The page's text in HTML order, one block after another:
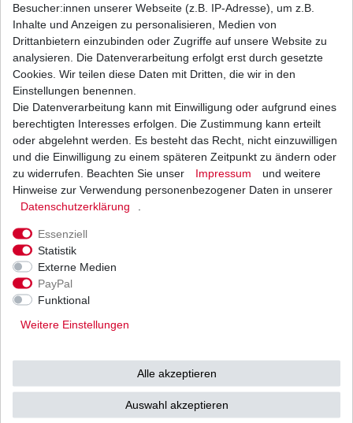
Filter
Dichtung Lichtmaschine Kymco MXU 400 A4000
Maxxer 450 A40200 2008-2020
UVP 12,01 € 10,90 € *
1 Stück | 10,90 € / Stück
inkl. ges. MwSt. zzgl.
Versand
Ab einem Warenwert von
500 Euro versenden wir
53783 Eitorf (
unbedingt Termin
Besucher:innen unserer Webseite (z.B. IP-Adresse), um z.B.
Inhalte und Anzeigen zu personalisieren, Medien von
Drittanbietern einzubinden oder Zugriffe auf unsere Website zu
analysieren. Die Datenverarbeitung erfolgt erst durch gesetzte
Cookies. Wir teilen diese Daten mit Dritten, die wir in den
Einstellungen benennen.
Die Datenverarbeitung kann mit Einwilligung oder aufgrund eines
berechtigten Interesses erfolgen. Die Zustimmung kann erteilt
oder abgelehnt werden. Es besteht das Recht, nicht einzuwilligen
und die Einwilligung zu einem späteren Zeitpunkt zu ändern oder
zu widerrufen. Beachten Sie unser
Impressum
und weitere
Hinweise zur Verwendung personenbezogener Daten in unserer
Daten­schutz­erklärung
Essenziell
Statistik
Externe Medien
PayPal
Funktional
Weitere Einstellungen
Alle akzeptieren
Auswahl akzeptieren